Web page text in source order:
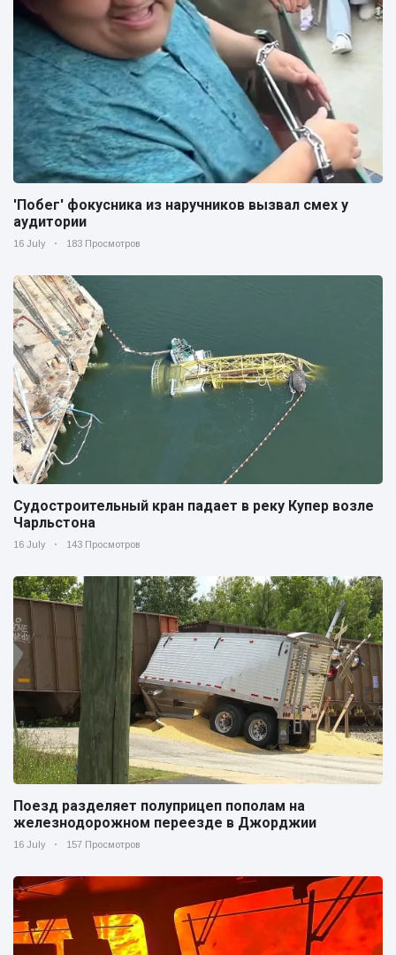
'Побег' фокусника из наручников вызвал смех у
аудитории
16 July 183 Просмотров
Судостроительный кран падает в реку Купер возле
Чарльстона
16 July 143 Просмотров
Поезд разделяет полуприцеп пополам на
железнодорожном переезде в Джорджии
16 July 157 Просмотров